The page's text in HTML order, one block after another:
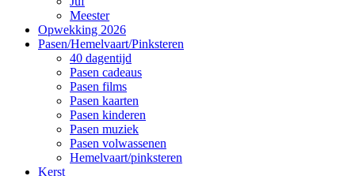
Meester
Opwekking 2026
Pasen/Hemelvaart/Pinksteren
40 dagentijd
Pasen cadeaus
Pasen films
Pasen kaarten
Pasen kinderen
Pasen muziek
Pasen volwassenen
Hemelvaart/pinksteren
Kerst